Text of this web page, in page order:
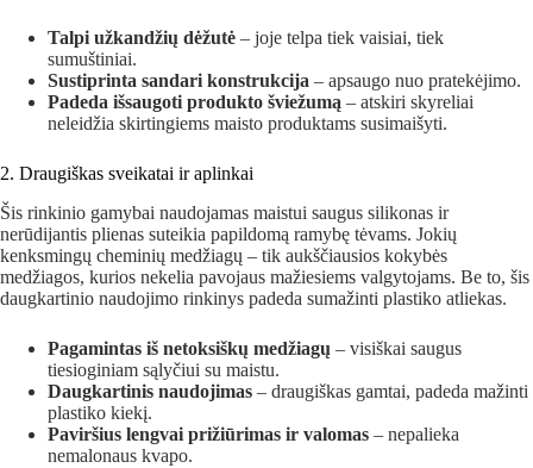
Talpi užkandžių dėžutė – joje telpa tiek vaisiai, tiek
sumuštiniai.
Sustiprinta sandari konstrukcija – apsaugo nuo pratekėjimo.
Padeda išsaugoti produkto šviežumą – atskiri skyreliai
neleidžia skirtingiems maisto produktams susimaišyti.
2. Draugiškas sveikatai ir aplinkai
Šis rinkinio gamybai naudojamas maistui saugus silikonas ir
nerūdijantis plienas suteikia papildomą ramybę tėvams. Jokių
kenksmingų cheminių medžiagų – tik aukščiausios kokybės
medžiagos, kurios nekelia pavojaus mažiesiems valgytojams. Be to, šis
daugkartinio naudojimo rinkinys padeda sumažinti plastiko atliekas.
Pagamintas iš netoksiškų medžiagų – visiškai saugus
tiesioginiam sąlyčiui su maistu.
Daugkartinis naudojimas – draugiškas gamtai, padeda mažinti
plastiko kiekį.
Paviršius lengvai prižiūrimas ir valomas – nepalieka
nemalonaus kvapo.